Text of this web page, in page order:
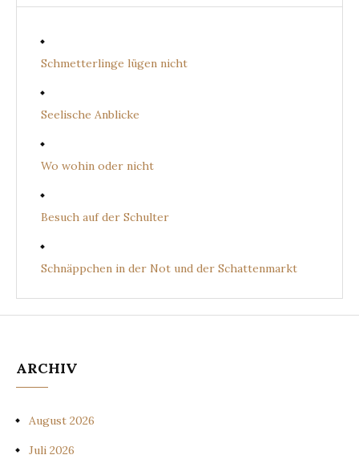
Schmetterlinge lügen nicht
Seelische Anblicke
Wo wohin oder nicht
Besuch auf der Schulter
Schnäppchen in der Not und der Schattenmarkt
ARCHIV
August 2026
Juli 2026